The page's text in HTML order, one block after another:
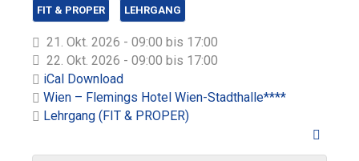
FIT & PROPER LEHRGANG
21. Okt. 2026 - 09:00 bis 17:00
22. Okt. 2026 - 09:00 bis 17:00
iCal Download
Wien – Flemings Hotel Wien-Stadthalle****
Lehrgang (FIT & PROPER)